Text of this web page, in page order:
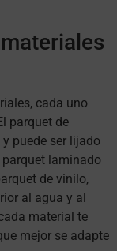
cada uno
parquet de
puede ser lijado
laminado
de vinilo,
al agua y al
material te
mejor se adapte